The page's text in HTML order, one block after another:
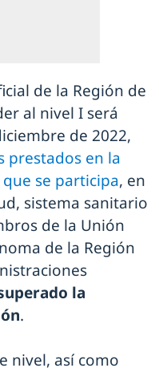
de la Región de
al nivel I será
de 2022,
prestados en la
se participa, en
sistema sanitario
de la Unión
de la Región
la
.
nivel, así como